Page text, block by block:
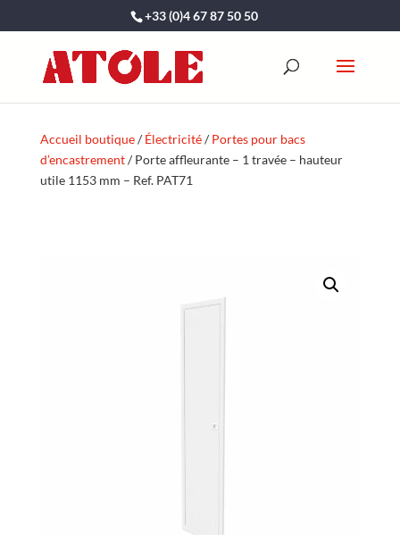
+33 (0)4 67 87 50 50
Accueil boutique/Électricité/Portes pour bacs
d’encastrement/ Porte affleurante – 1 travée – hauteur
utile 1153 mm – Ref. PAT71